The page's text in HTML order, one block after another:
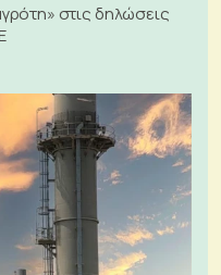
στις δηλώσεις